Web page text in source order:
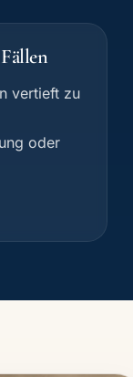
vertieft zu
oder